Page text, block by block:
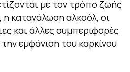
με τον τρόπο ζωής
κατανάλωση αλκοόλ, οι
και άλλες συμπεριφορές
εμφάνιση του καρκίνου